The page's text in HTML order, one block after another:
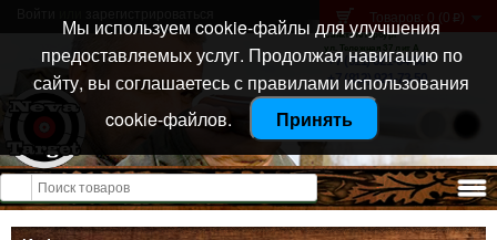
Санкт-Петербург
ул. Тележная 37 лит А
+7 (911) 021-04-08
+7 (812) 921-73-50
Товаров: 0 (0 p )
Открыть меню
Мы используем cookie-файлы для улучшения
предоставляемых услуг. Продолжая навигацию по
сайту, вы соглашаетесь с правилами использования
cookie-файлов.
Принять